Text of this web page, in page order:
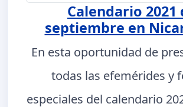
Calendario 2021
septiembre en
En esta oportunidad de
todas las efemérides y
especiales del calendario